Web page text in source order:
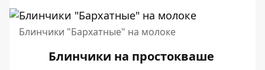
Блинчики "Бархатные" на молоке
Блинчики на простокваше